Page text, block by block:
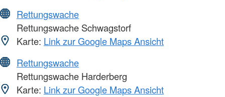
Rettungswache
Rettungswache Schwagstorf
Karte: Link zur Google Maps Ansicht
Rettungswache
Rettungswache Harderberg
Karte: Link zur Google Maps Ansicht